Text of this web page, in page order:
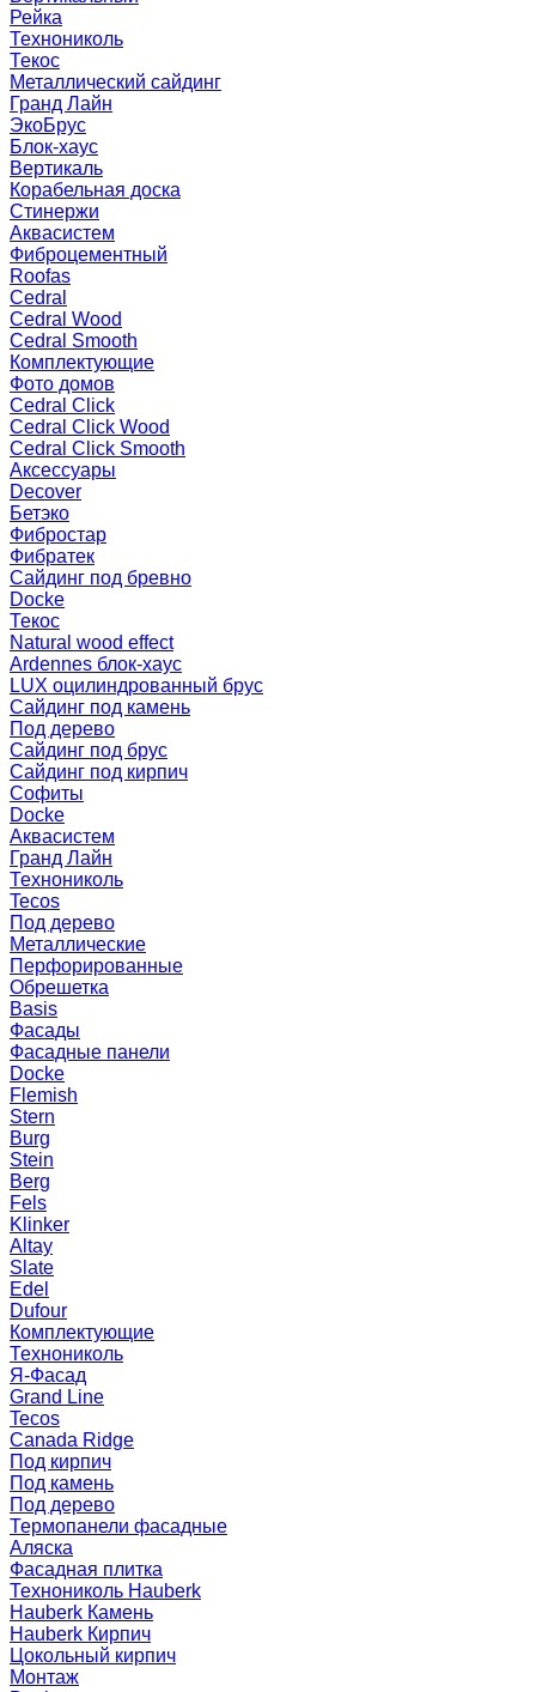
Рейка
Технониколь
Текос
Металлический сайдинг
Гранд Лайн
ЭкоБрус
Блок-хаус
Вертикаль
Корабельная доска
Стинержи
Аквасистем
Фиброцементный
Roofas
Cedral
Cedral Wood
Cedral Smooth
Комплектующие
Фото домов
Cedral Click
Cedral Click Wood
Cedral Click Smooth
Аксессуары
Decover
Бетэко
Фибростар
Фибратек
Сайдинг под бревно
Docke
Текос
Natural wood effect
Ardennes блок-хаус
LUX оцилиндрованный брус
Сайдинг под камень
Под дерево
Сайдинг под брус
Сайдинг под кирпич
Софиты
Docke
Аквасистем
Гранд Лайн
Технониколь
Tecos
Под дерево
Металлические
Перфорированные
Обрешетка
Basis
Фасады
Фасадные панели
Docke
Flemish
Stern
Burg
Stein
Berg
Fels
Klinker
Altay
Slate
Edel
Dufour
Комплектующие
Технониколь
Я-Фасад
Grand Line
Tecos
Canada Ridge
Под кирпич
Под камень
Под дерево
Термопанели фасадные
Аляска
Фасадная плитка
Технониколь Hauberk
Hauberk Камень
Hauberk Кирпич
Цокольный кирпич
Монтаж